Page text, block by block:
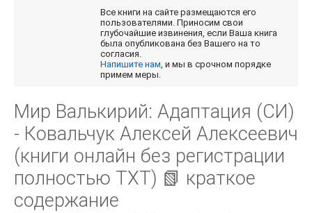
Все книги на сайте размещаются его
пользователями. Приносим свои
глубочайшие извинения, если Ваша книга
была опубликована без Вашего на то
согласия.
Напишите нам, и мы в срочном порядке
примем меры.
Мир Валькирий: Адаптация (СИ)
- Ковальчук Алексей Алексеевич
(книги онлайн без регистрации
полностью TXT) 📗 краткое
содержание